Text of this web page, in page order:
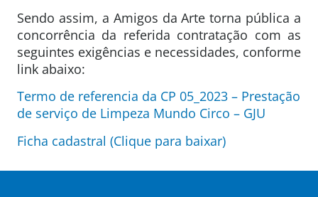
Sendo assim, a Amigos da Arte torna pública a
concorrência da referida contratação com as
seguintes exigências e necessidades, conforme
link abaixo:
Termo de referencia da CP 05_2023 – Prestação
de serviço de Limpeza Mundo Circo – GJU
Ficha cadastral (Clique para baixar)